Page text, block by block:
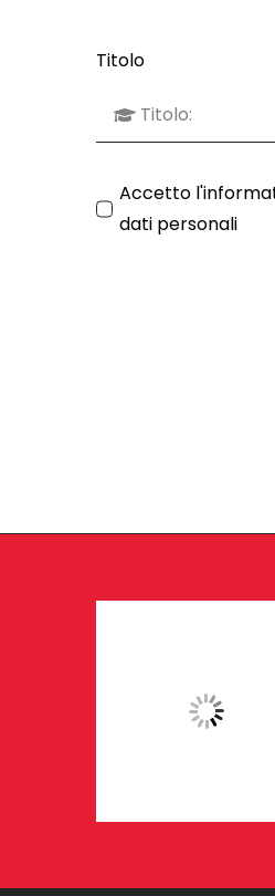
Titolo
Accetto l'
dati personali